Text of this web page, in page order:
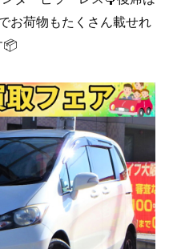
お荷物もたくさん載せれ
📦